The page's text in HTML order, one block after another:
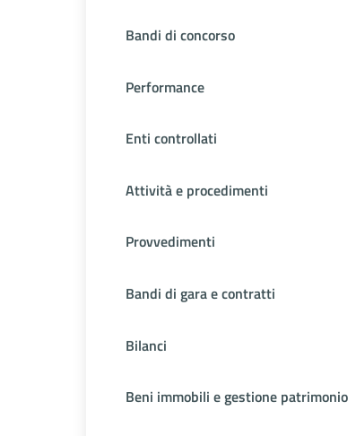
Bandi di concorso
Performance
Enti controllati
Attività e procedimenti
Provvedimenti
Bandi di gara e contratti
Bilanci
Beni immobili e gestione patrimonio